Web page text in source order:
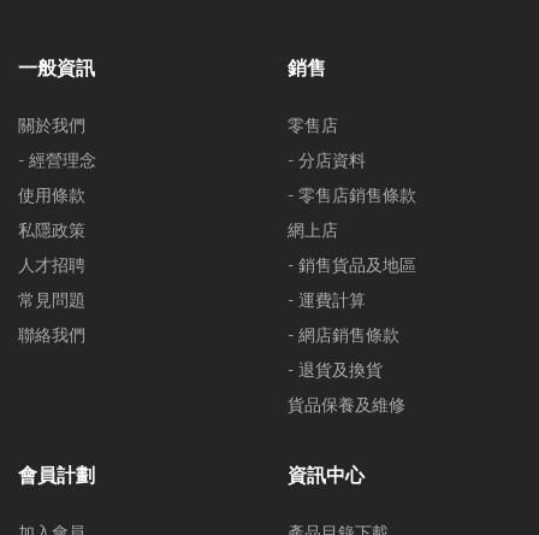
一般資訊
關於我們
- 經營理念
使用條款
私隱政策
人才招聘
常見問題
聯絡我們
銷售
零售店
- 分店資料
- 零售店銷售條款
網上店
- 銷售貨品及地區
- 運費計算
- 網店銷售條款
- 退貨及換貨
貨品保養及維修
會員計劃 資訊中心